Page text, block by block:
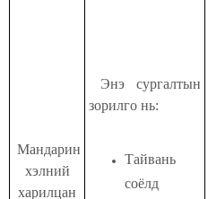
Мандарин
хэлний
харилцан
Энэ сургалтын
зорилго нь:
Тайвань
соёлд